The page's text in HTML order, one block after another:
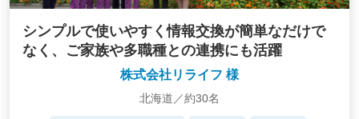
シンプルで使いやすく情報交換が簡単なだけで
なく、ご家族や多職種との連携にも活躍
株式会社リライフ 様
北海道／約30名